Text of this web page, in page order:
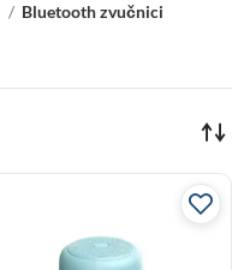
Bluetooth zvučnici